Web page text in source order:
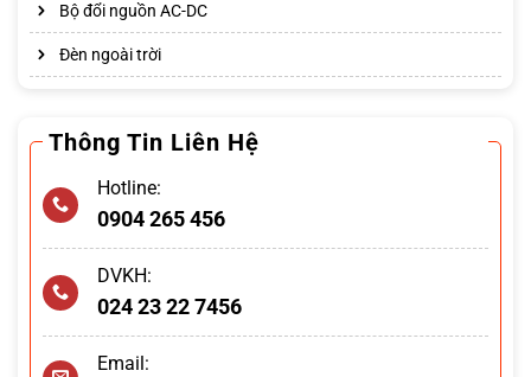
Bộ đổi nguồn AC-DC
Đèn ngoài trời
Thông Tin Liên Hệ
Hotline:
0904 265 456
DVKH:
024 23 22 7456
Email: